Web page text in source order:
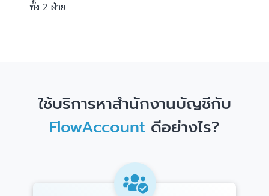
ทั้ง 2 ฝ่าย
ใช้บริการหาสำนักงานบัญชีกับ
FlowAccount ดีอย่างไร?